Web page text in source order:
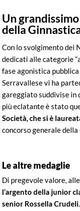
Un
della
Con lo svolgimento dei
dedicati alle categorie
fase agonistica
Serravallese vi ha
gareggiato suddivise in
più eclatante è stato
Società, che si è
concorso generale
Le altre medaglie
Di pregevole valore,
l’argento della junior
senior Rossella Crudeli